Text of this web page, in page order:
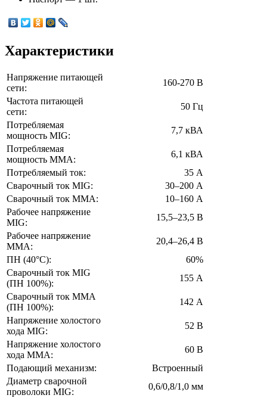
Характеристики
Напряжение питающей
сети:
160-270 В
Частота питающей
сети:
50 Гц
Потребляемая
мощность MIG:
7,7 кВА
Потребляемая
мощность ММА:
6,1 кВА
Потребляемый ток:
35 А
Сварочный ток MIG:
30–200 А
Сварочный ток MMA:
10–160 А
Рабочее напряжение
MIG:
15,5–23,5 В
Рабочее напряжение
ММА:
20,4–26,4 В
ПН (40°C):
60%
Сварочный ток MIG
(ПН 100%):
155 А
Сварочный ток MMA
(ПН 100%):
142 А
Напряжение холостого
хода MIG:
52 В
Напряжение холостого
хода MMA:
60 В
Подающий механизм:
Встроенный
Диаметр сварочной
проволоки MIG:
0,6/0,8/1,0 мм